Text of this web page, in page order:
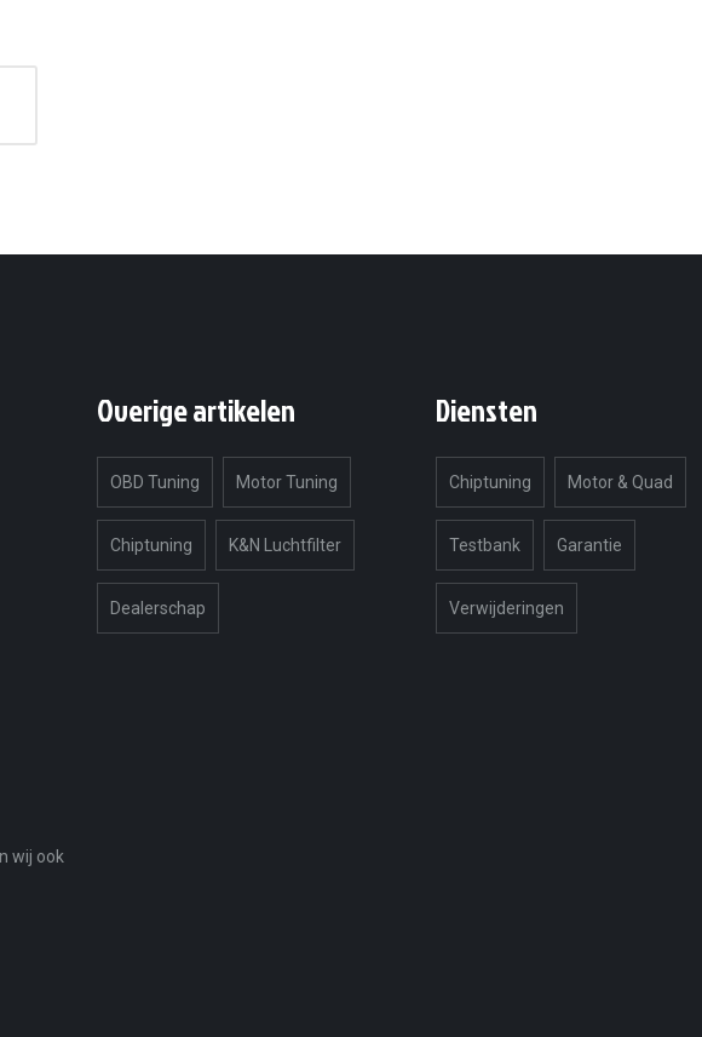
Overige artikelen
OBD Tuning Motor Tuning
Chiptuning K&N Luchtfilter
Dealerschap
Diensten
Chiptuning Motor & Quad
Testbank Garantie
Verwijderingen